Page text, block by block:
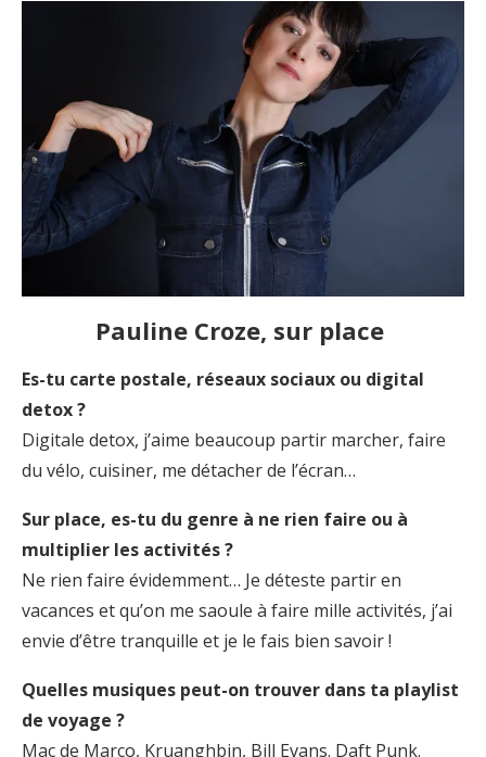
Pauline Croze, sur place
Es-tu carte postale, réseaux sociaux ou digital
detox ?
Digitale detox, j’aime beaucoup partir marcher, faire
du vélo, cuisiner, me détacher de l’écran…
Sur place, es-tu du genre à ne rien faire ou à
multiplier les activités ?
Ne rien faire évidemment… Je déteste partir en
vacances et qu’on me saoule à faire mille activités, j’ai
envie d’être tranquille et je le fais bien savoir !
Quelles musiques peut-on trouver dans ta playlist
de voyage ?
Mac de Marco, Kruanghbin, Bill Evans. Daft Punk.